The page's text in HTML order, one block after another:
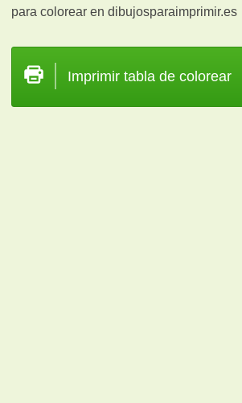
para colorear en dibujosparaimprimir.es
Imprimir tabla de colorear